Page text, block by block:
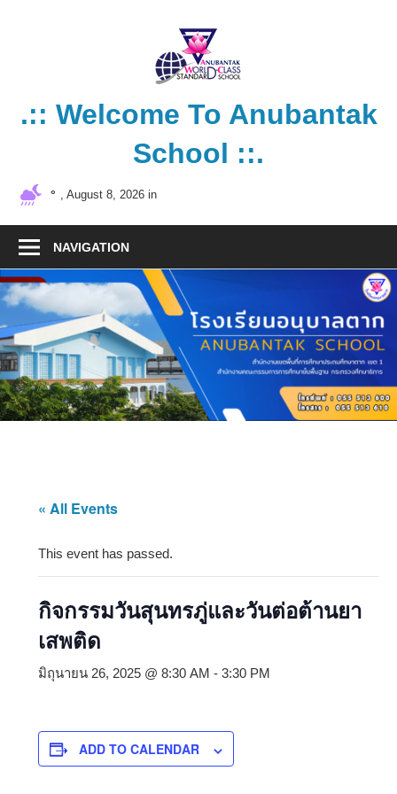
.:: Welcome To Anubantak
School ::.
โรงเรียน
สากล
° , August 8, 2026 in
NAVIGATION
« All Events
This event has passed.
กิจกรรมวันสุนทรภู่และวันต่อต้านยา
เสพติด
มิถุนายน 26, 2025 @ 8:30 AM - 3:30 PM
ADD TO CALENDAR